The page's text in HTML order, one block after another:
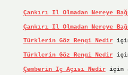
Çankırı Il Olmadan Nereye
Çankırı Il Olmadan Nereye
Türklerin Göz Rengi Nedir
Türklerin Göz Rengi Nedir
Çemberin Iç Açısı Nediriçin